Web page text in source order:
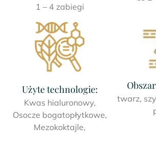
1 – 4 zabiegi
Użyte technologie:
Kwas hialuronowy,
Osocze bogatopłytkowe,
Mezokoktajle,
twarz,